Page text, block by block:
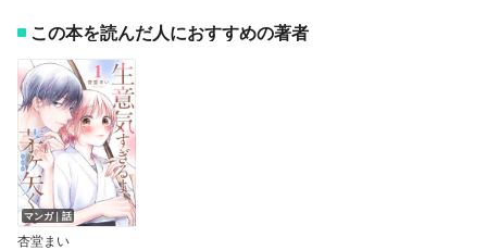
この本を読んだ人におすすめの著者
マンガ｜話
杏堂まい